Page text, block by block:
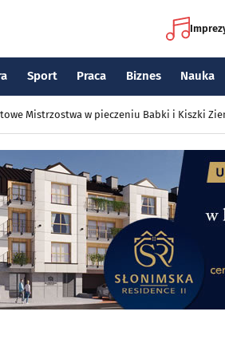
Sport Praca Biznes Nauka
Mistrzostwa w pieczeniu Babki i Kiszki